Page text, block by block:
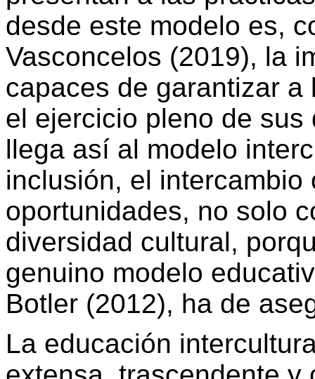
desde este modelo es,
Vasconcelos (2019), la
capaces de garantizar
el ejercicio pleno de
llega así al modelo
inclusión, el
oportunidades, no solo
diversidad cultural,
genuino modelo
Botler (2012), ha de
La educación